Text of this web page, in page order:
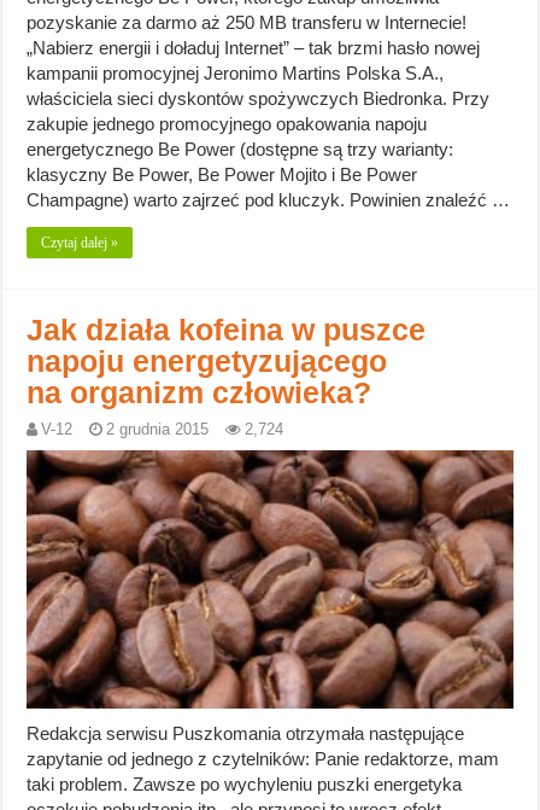
pozyskanie za darmo aż 250 MB transferu w Internecie!
„Nabierz energii i doładuj Internet” – tak brzmi hasło nowej
kampanii promocyjnej Jeronimo Martins Polska S.A.,
właściciela sieci dyskontów spożywczych Biedronka. Przy
zakupie jednego promocyjnego opakowania napoju
energetycznego Be Power (dostępne są trzy warianty:
klasyczny Be Power, Be Power Mojito i Be Power
Champagne) warto zajrzeć pod kluczyk. Powinien znaleźć …
Czytaj dalej »
Jak działa kofeina w puszce
napoju energetyzującego
na organizm człowieka?
V-12 2 grudnia 2015 2,724
Redakcja serwisu Puszkomania otrzymała następujące
zapytanie od jednego z czytelników: Panie redaktorze, mam
taki problem. Zawsze po wychyleniu puszki energetyka